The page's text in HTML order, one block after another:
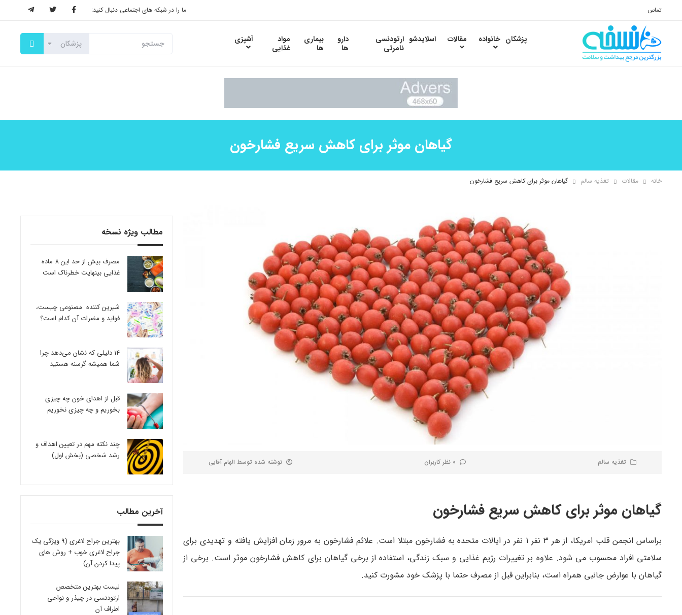
تماس ما را در شبکه های اجتماعی دنبال کنید:
پزشکان خانواده مقالات اسلایدشو ارتودنسی
نامرئی
دارو
ها
بیماری
ها
مواد
غذایی
آشپزی
گیاهان موثر برای کاهش سریع فشارخون
خانه مقالات تغذیه سالم گیاهان موثر برای کاهش سریع فشارخون
تغذیه سالم 0 نظر کاربران نوشته شده توسط الهام آقایی
گیاهان موثر برای کاهش سریع فشارخون
براساس انجمن قلب امریکا، از هر 3 نفر 1 نفر در ایالات متحده به فشارخون مبتلا است. علائم فشارخون به مرور زمان افزایش یافته و تهدیدی برای
سلامتی افراد محسوب می شود. علاوه بر تغییرات رژیم غذایی و سبک زندگی، استفاده از برخی گیاهان برای کاهش فشارخون موثر است. برخی از
گیاهان با عوارض جانبی همراه است، بنابراین قبل از مصرف حتما با پزشک خود مشورت کنید.
مطالب ویژه نسخه
مصرف بیش از حد این 8 ماده
غذایی بینهایت خطرناک است
شیرین کننده مصنوعی چیست،
فواید و مضرات آن کدام است؟
14 دلیلی که نشان می‌دهد چرا
شما همیشه گرسنه هستید
قبل از اهدای خون چه چیزی
بخوریم و چه چیزی نخوریم
چند نکته مهم در تعیین اهداف و
رشد شخصی (بخش اول)
آخرین مطالب
بهترین جراح لاغری (9 ویژگی یک
جراح لاغری خوب + روش های
پیدا کردن آن)
لیست بهترین متخصص
ارتودنسی در چیذر و نواحی
اطراف آن